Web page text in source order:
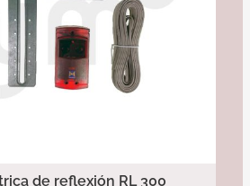
de reflexión RL 300